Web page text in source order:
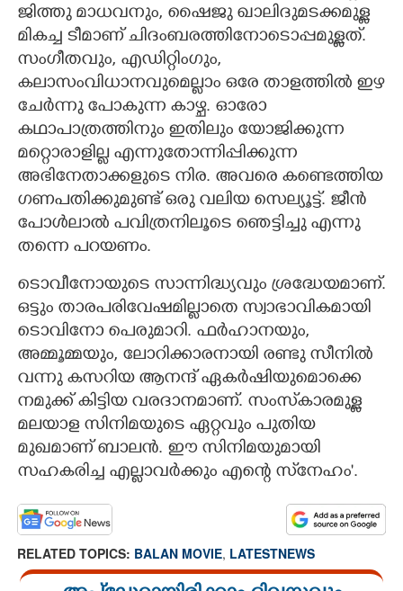
ജിത്തു മാധവനും, ഷൈജു ഖാലിദുമടക്കമുള്ള
മികച്ച ടീമാണ് ചിദംബരത്തിനോടൊപ്പമുള്ളത്.
സംഗീതവും, എഡിറ്റിംഗും,
കലാസംവിധാനവുമെല്ലാം ഒരേ താളത്തിൽ ഇഴ
ചേർന്നു പോകുന്ന കാഴ്ച. ഓരോ
കഥാപാത്രത്തിനും ഇതിലും യോജിക്കുന്ന
മറ്റൊരാളില്ല എന്നുതോന്നിപ്പിക്കുന്ന
അഭിനേതാക്കളുടെ നിര. അവരെ കണ്ടെത്തിയ
ഗണപതിക്കുമുണ്ട് ഒരു വലിയ സെല്യൂട്ട്. ജീൻ
പോൾലാൽ പവിത്രനിലൂടെ ഞെട്ടിച്ചു എന്നു
തന്നെ പറയണം.
ടൊവീനോയുടെ സാന്നിദ്ധ്യവും ശ്രദ്ധേയമാണ്.
ഒട്ടും താരപരിവേഷമില്ലാതെ സ്വാഭാവികമായി
ടൊവിനോ പെരുമാറി. ഫർഹാനയും,
അമ്മൂമ്മയും, ലോറിക്കാരനായി രണ്ടു സീനിൽ
വന്നു കസറിയ ആനന്ദ് ഏകർഷിയുമൊക്കെ
നമുക്ക് കിട്ടിയ വരദാനമാണ്. സംസ്‌കാരമുള്ള
മലയാള സിനിമയുടെ ഏറ്റവും പുതിയ
മുഖമാണ് ബാലൻ. ഈ സിനിമയുമായി
സഹകരിച്ച എല്ലാവർക്കും എന്റെ സ്‌നേഹം'.
RELATED TOPICS: BALAN MOVIE, LATESTNEWS